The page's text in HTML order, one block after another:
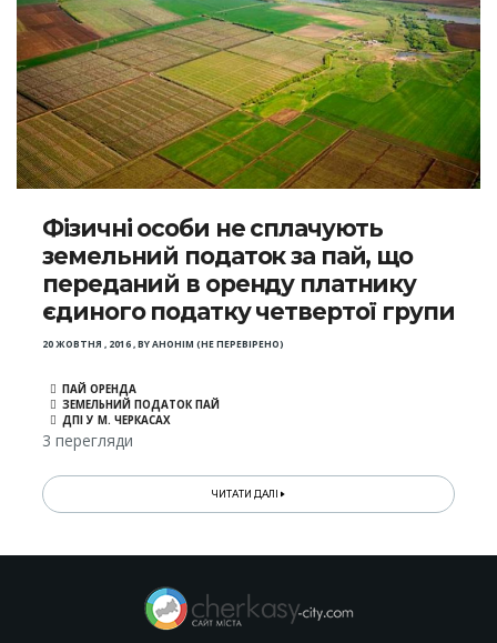
Фізичні особи не сплачують
земельний податок за пай, що
переданий в оренду платнику
єдиного податку четвертої групи
20 ЖОВТНЯ , 2016,BYАНОНІМ (НЕ ПЕРЕВІРЕНО)
ПАЙ ОРЕНДА
ЗЕМЕЛЬНИЙ ПОДАТОК ПАЙ
ДПІ У М. ЧЕРКАСАХ
3 перегляди
ЧИТАТИ ДАЛІ